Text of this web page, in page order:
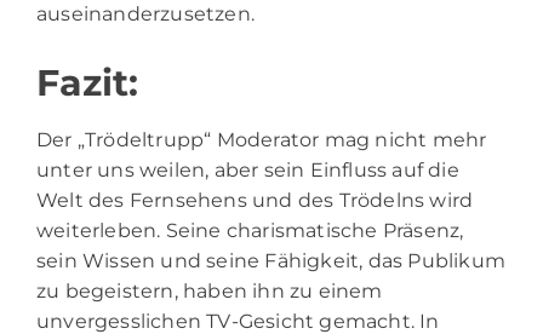
auseinanderzusetzen.
Fazit:
Der „Trödeltrupp“ Moderator mag nicht mehr
unter uns weilen, aber sein Einfluss auf die
Welt des Fernsehens und des Trödelns wird
weiterleben. Seine charismatische Präsenz,
sein Wissen und seine Fähigkeit, das Publikum
zu begeistern, haben ihn zu einem
unvergesslichen TV-Gesicht gemacht. In